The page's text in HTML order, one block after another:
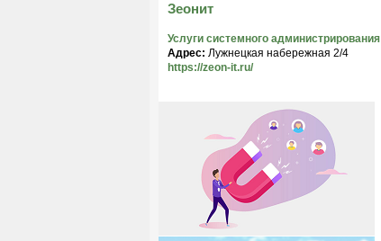
Зеонит
Услуги системного администрирования
Адрес: Лужнецкая набережная 2/4
https://zeon-it.ru/